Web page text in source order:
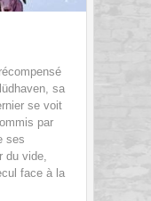
sa
se voit
par
ses
du vide,
face à la